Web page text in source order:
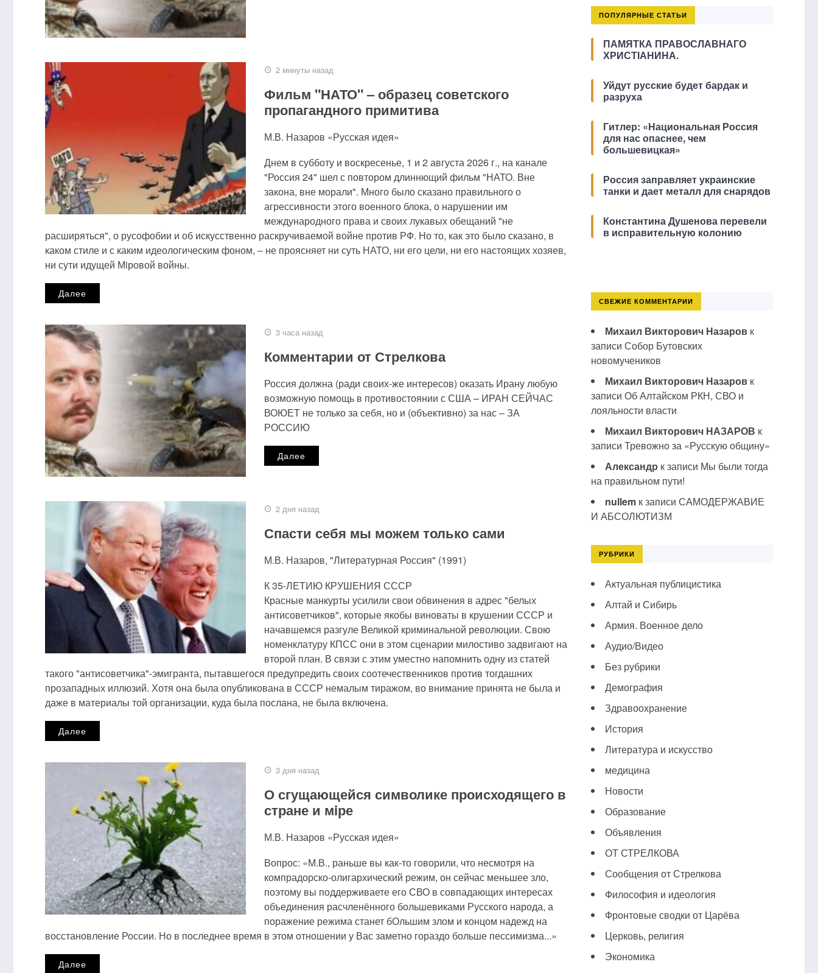
2 минуты назад
Фильм "НАТО" ‒ образец советского
пропагандного примитива
М.В. Назаров «Русская идея»
Днем в субботу и воскресенье, 1 и 2 августа 2026 г., на канале
"Россия 24" шел с повтором длиннющий фильм "НАТО. Вне
закона, вне морали". Много было сказано правильного о
агрессивности этого военного блока, о нарушении им
международного права и своих лукавых обещаний "не
расширяться", о русофобии и об искусственно раскручиваемой войне против РФ. Но то, как это было сказано, в
каком стиле и с каким идеологическим фоном, ‒ не проясняет ни суть НАТО, ни его цели, ни его настоящих хозяев,
ни сути идущей Мiровой войны.
Далее
3 часа назад
Комментарии от Стрелкова
Россия должна (ради своих-же интересов) оказать Ирану любую
возможную помощь в противостоянии с США – ИРАН СЕЙЧАС
ВОЮЕТ не только за себя, но и (объективно) за нас – ЗА
РОССИЮ
Далее
2 дня назад
Спасти себя мы можем только сами
М.В. Назаров, "Литературная Россия" (1991)
К 35-ЛЕТИЮ КРУШЕНИЯ СССР
Красные манкурты усилили свои обвинения в адрес "белых
антисоветчиков", которые якобы виноваты в крушении СССР и
начавшемся разгуле Великой криминальной революции. Свою
номенклатуру КПСС они в этом сценарии милостиво задвигают на
второй план. В связи с этим уместно напомнить одну из статей
такого "антисоветчика"-эмигранта, пытавшегося предупредить своих соотечественников против тогдашних
прозападных иллюзий. Хотя она была опубликована в СССР немалым тиражом, во внимание принята не была и
даже в материалы той организации, куда была послана, не была включена.
Далее
3 дня назад
О сгущающейся символике происходящего в
стране и мiре
М.В. Назаров «Русская идея»
Вопрос: «М.В., раньше вы как-то говорили, что несмотря на
компрадорско-олигархический режим, он сейчас меньшее зло,
поэтому вы поддерживаете его СВО в совпадающих интересах
объединения расчленённого большевиками Русского народа, а
поражение режима станет бОльшим злом и концом надежд на
восстановление России. Но в последнее время в этом отношении у Вас заметно гораздо больше пессимизма...»
Далее
ПОПУЛЯРНЫЕ СТАТЬИ
ПАМЯТКА ПРАВОСЛАВНАГО
ХРИСТІАНИНА.
Уйдут русские будет бардак и
разруха
Гитлер: «Национальная Россия
для нас опаснее, чем
большевицкая»
Россия заправляет украинские
танки и дает металл для снарядов
Константина Душенова перевели
в исправительную колонию
СВЕЖИЕ КОММЕНТАРИИ
Михаил Викторович Назаровк
записи Собор Бутовских
новомучеников
Михаил Викторович Назаровк
записи Об Алтайском РКН, СВО и
лояльности власти
Михаил Викторович НАЗАРОВ к
записи Тревожно за «Русскую общину»
Александр к записи Мы были тогда
на правильном пути!
nullemк записи САМОДЕРЖАВИЕ
И АБСОЛЮТИЗМ
РУБРИКИ
Актуальная публицистика
Алтай и Сибирь
Армия. Военное дело
Аудио/Видео
Без рубрики
Демография
Здравоохранение
История
Литература и искусство
медицина
Новости
Образование
Объявления
ОТ СТРЕЛКОВА
Сообщения от Стрелкова
Философия и идеология
Фронтовые сводки от Царёва
Церковь, религия
Экономика